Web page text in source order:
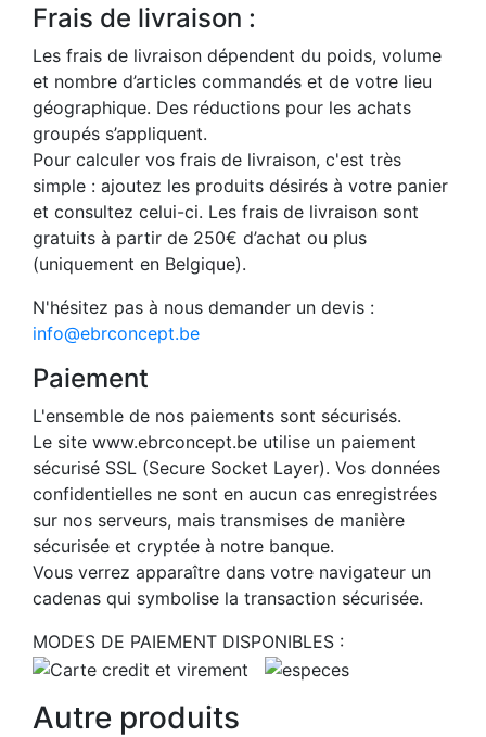
Frais de livraison :
Les frais de livraison dépendent du poids, volume
et nombre d’articles commandés et de votre lieu
géographique. Des réductions pour les achats
groupés s’appliquent.
Pour calculer vos frais de livraison, c'est très
simple : ajoutez les produits désirés à votre panier
et consultez celui-ci. Les frais de livraison sont
gratuits à partir de 250€ d’achat ou plus
(uniquement en Belgique).
N'hésitez pas à nous demander un devis :
info@ebrconcept.be
Paiement
L'ensemble de nos paiements sont sécurisés.
Le site www.ebrconcept.be utilise un paiement
sécurisé SSL (Secure Socket Layer). Vos données
confidentielles ne sont en aucun cas enregistrées
sur nos serveurs, mais transmises de manière
sécurisée et cryptée à notre banque.
Vous verrez apparaître dans votre navigateur un
cadenas qui symbolise la transaction sécurisée.
MODES DE PAIEMENT DISPONIBLES :
Autre produits